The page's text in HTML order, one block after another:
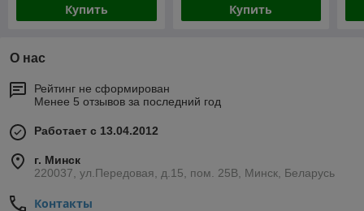
Купить Купить
О нас
Рейтинг не сформирован
Менее 5 отзывов за последний год
Работает с 13.04.2012
г. Минск
220037, ул.Передовая, д.15, пом. 25В, Минск, Беларусь
Контакты